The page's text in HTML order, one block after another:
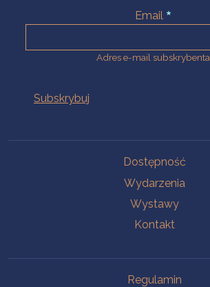
Email
Adres e-mail subskrybenta.
Dostępność
Wydarzenia
Wystawy
Kontakt
Regulamin